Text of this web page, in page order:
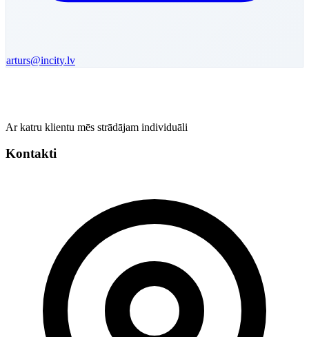
arturs@incity.lv
Ar katru klientu mēs strādājam individuāli
Kontakti